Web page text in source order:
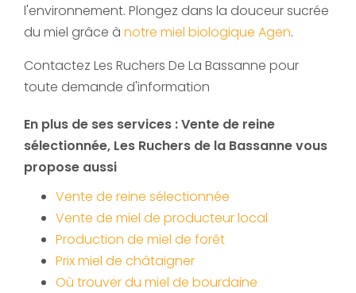
l'environnement. Plongez dans la douceur sucrée
du miel grâce à notre miel biologique Agen.
Contactez Les Ruchers De La Bassanne pour
toute demande d'information
En plus de ses services :Vente de reine
sélectionnée, Les Ruchers de la Bassanne vous
propose aussi
Vente de reine sélectionnée
Vente de miel de producteur local
Production de miel de forêt
Prix miel de châtaigner
Où trouver du miel de bourdaine